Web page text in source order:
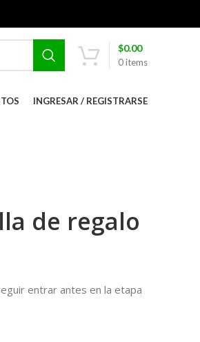
0items
$0.00
INGRESAR / REGISTRARSE
de regalo
entrar antes en la etapa